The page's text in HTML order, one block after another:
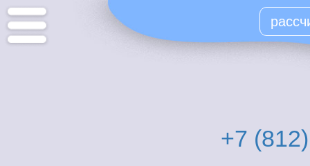
Перейти
+7